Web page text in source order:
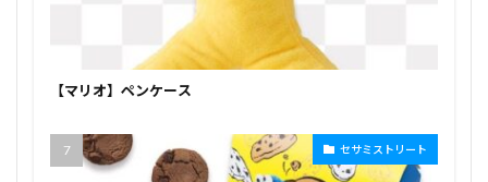
【マリオ】ペンケース
セサミストリート